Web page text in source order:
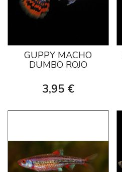
GUPPY MACHO
DUMBO ROJO
3,95 €